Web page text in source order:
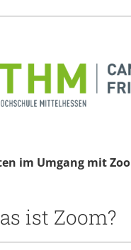
im Umgang mit
ist Zoom?